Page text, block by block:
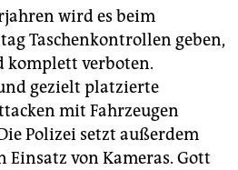
wird es beim
Taschenkontrollen geben,
komplett verboten.
gezielt platzierte
mit Fahrzeugen
Polizei setzt außerdem
Einsatz von Kameras. Gott